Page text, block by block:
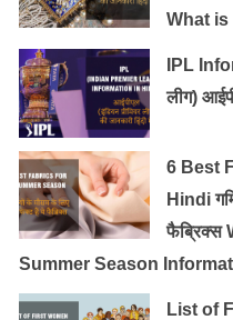
What
IPL
लीग)
6 Best
Hindi
फैब्रिक्स
Summer Season
List of